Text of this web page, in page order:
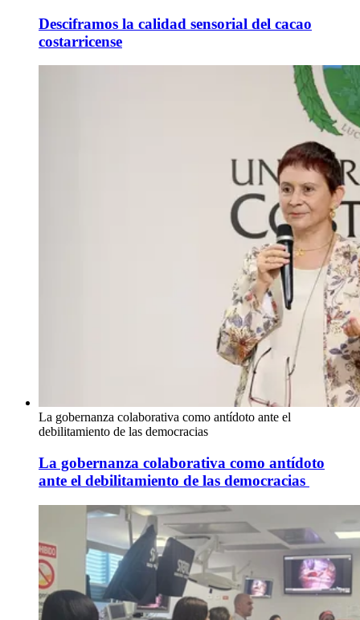
Desciframos la calidad sensorial del cacao
costarricense
La gobernanza colaborativa como antídoto ante el
debilitamiento de las democracias
La gobernanza colaborativa como antídoto
ante el debilitamiento de las democracias